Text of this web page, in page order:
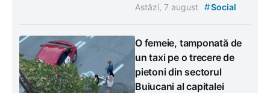
Astăzi, 7 august #Social
O femeie, tamponată de
un taxi pe o trecere de
pietoni din sectorul
Buiucani al capitalei